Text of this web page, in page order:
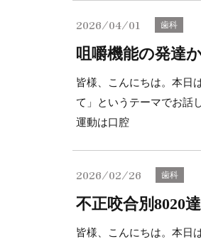
2026/04/01 歯科
咀嚼機能の発達
皆様、こんにちは。本日
て」というテーマでお話
運動は口腔
2026/02/26 歯科
不正咬合別8020
皆様、こんにちは。本日